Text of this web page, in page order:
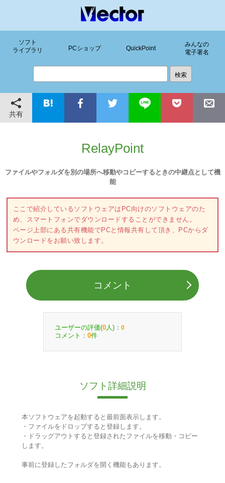
ソフト
ライブラリ
PCショップ QuickPoint
みんなの
電子署名
共有
RelayPoint
ファイルやフォルダを別の場所へ移動やコピーするときの中継点として機
能
ここで紹介しているソフトウェアはPC向けのソフトウェアのた
め、スマートフォンでダウンロードすることができません。
ページ上部にある共有機能でPCと情報共有して頂き、PCからダ
ウンロードをお願い致します。
コメント
ユーザーの評価(0 人)： 0
コメント： 0件
ソフト詳細説明
本ソフトウェアを起動すると最前面表示します。
・ファイルをドロップすると登録します。
・ドラッグアウトすると登録されたファイルを移動・コピー
します。
事前に登録したフォルダを開く機能もあります。